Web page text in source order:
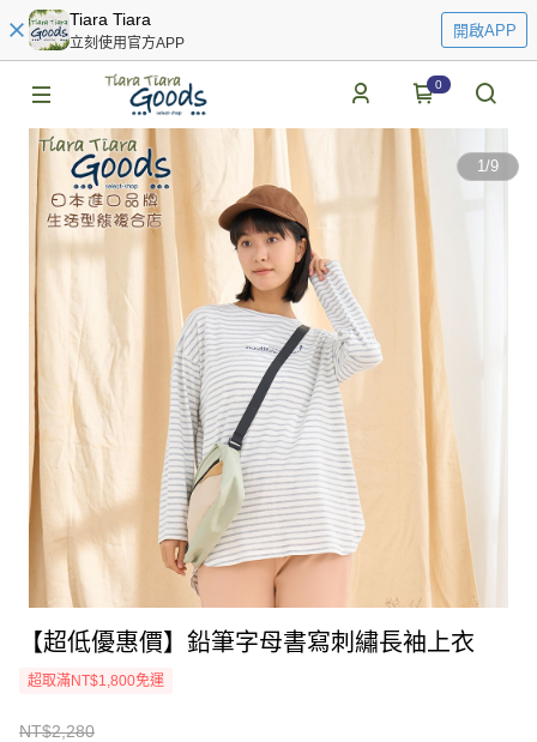
Tiara Tiara
立刻使用官方APP
開啟APP
0
1/9
【超低優惠價】鉛筆字母書寫刺繡長袖上衣
超取滿NT$1,800免運
NT$2,280